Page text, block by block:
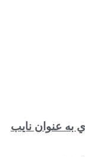
به عنوان نايب